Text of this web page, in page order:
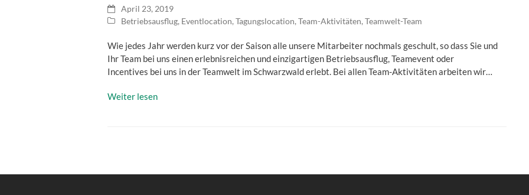
April 23, 2019
Betriebsausflug, Eventlocation, Tagungslocation, Team-Aktivitäten, Teamwelt-Team
Wie jedes Jahr werden kurz vor der Saison alle unsere Mitarbeiter nochmals geschult, so dass Sie und
Ihr Team bei uns einen erlebnisreichen und einzigartigen Betriebsausflug, Teamevent oder
Incentives bei uns in der Teamwelt im Schwarzwald erlebt. Bei allen Team-Aktivitäten arbeiten wir…
Weiter lesen